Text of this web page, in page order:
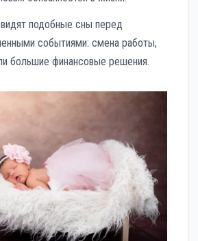
подобные сны перед
событиями: смена работы,
большие финансовые решения.